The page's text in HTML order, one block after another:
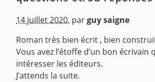
14 juillet 2020, parguy saigne
Roman très bien écrit , bien
Vous avez l’étoffe d’un bon écrivain
intéresser les éditeurs.
J’attends la suite.